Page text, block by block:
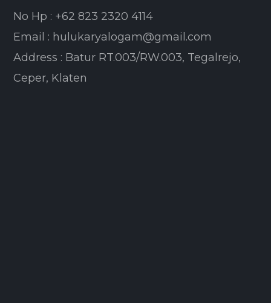
No Hp : +62 823 2320 4114
Email : hulukaryalogam@gmail.com
Address : Batur RT.003/RW.003, Tegalrejo,
Ceper, Klaten